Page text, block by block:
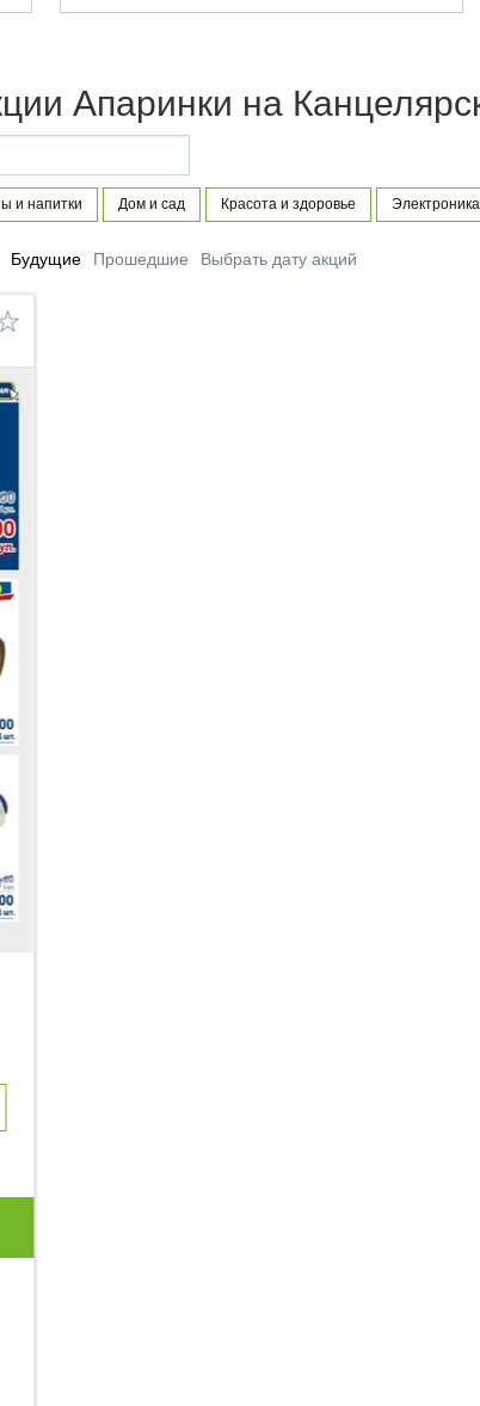
Апаринки на
и напитки Дом и сад Красота и здоровье
Будущие Прошедшие Выбрать дату акций